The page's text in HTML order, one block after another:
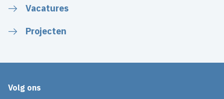
Vacatures
Projecten
Volg ons